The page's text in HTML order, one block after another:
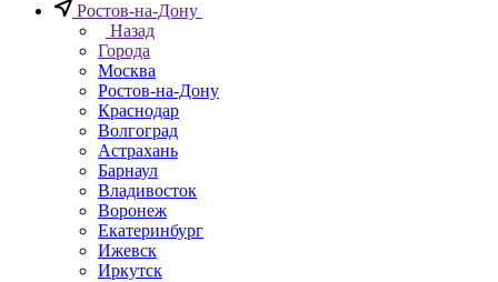
Ростов-на-Дону
Назад
Города
Москва
Ростов-на-Дону
Краснодар
Волгоград
Астрахань
Барнаул
Владивосток
Воронеж
Екатеринбург
Ижевск
Иркутск